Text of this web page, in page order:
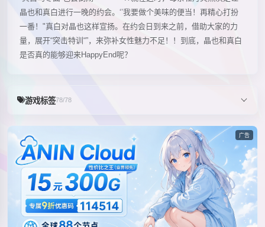
晶也和真白进行一晚的约会。‘’我要做个美味的便当！再精心打扮
一番！"真白对晶也这样宣扬。在约会日到来之前，借助大家的力
量，展开“突击特训“”，来弥补女性魅力不足！！到底，晶也和真白
是否真的能够迎来HappyEnd呢？
游戏标签78/78
广告